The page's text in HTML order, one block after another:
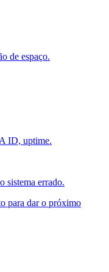
de espaço.
ID, uptime.
sistema errado.
para dar o próximo